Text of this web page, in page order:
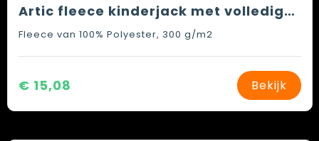
Artic fleece kinderjack met volledige rits
Fleece van 100% Polyester, 300 g/m2
€ 15,08 Bekijk